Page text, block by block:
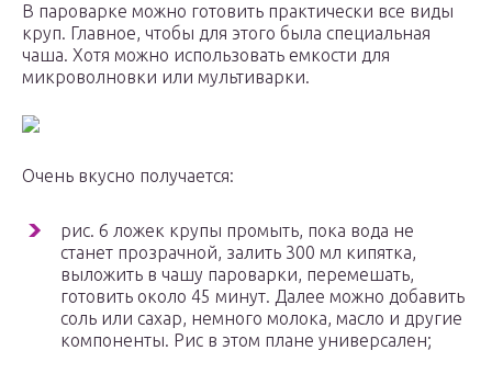
В пароварке можно готовить практически все виды
круп. Главное, чтобы для этого была специальная
чаша. Хотя можно использовать емкости для
микроволновки или мультиварки.
Очень вкусно получается:
рис. 6 ложек крупы промыть, пока вода не
станет прозрачной, залить 300 мл кипятка,
выложить в чашу пароварки, перемешать,
готовить около 45 минут. Далее можно добавить
соль или сахар, немного молока, масло и другие
компоненты. Рис в этом плане универсален;